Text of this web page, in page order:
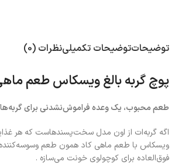
توضیحاتتوضیحات تکمیلینظرات (0)
پوچ گربه بالغ ویسکاس طعم
طعم محبوب، یک وعده فراموش‌نشدنی برای
اگه گربه‌ات از اون مدل سخت‌پسندهاست که هر
ویسکاس با طعم ماهی کاد همون طعم
فوق‌العاده برای کوچولوی خونت می‌سازه .